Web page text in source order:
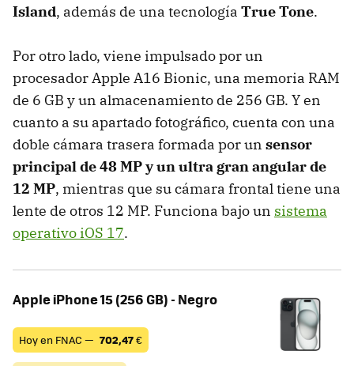
Island, además de una tecnología True Tone.
Por otro lado, viene impulsado por un
procesador Apple A16 Bionic, una memoria RAM
de 6 GB y un almacenamiento de 256 GB. Y en
cuanto a su apartado fotográfico, cuenta con una
doble cámara trasera formada por un sensor
principal de 48 MP y un ultra gran angular de
12 MP, mientras que su cámara frontal tiene una
lente de otros 12 MP. Funciona bajo un sistema
operativo iOS 17.
Apple iPhone 15 (256 GB) - Negro
Hoy en FNAC — 702,47€